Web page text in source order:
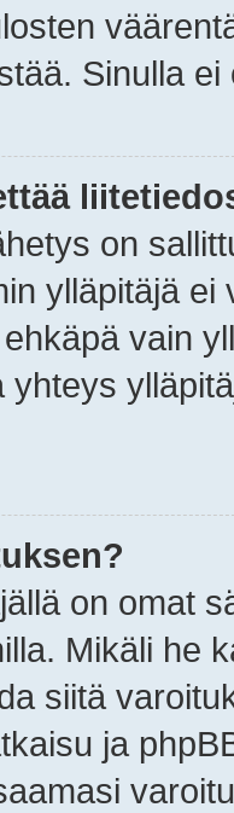
Sinulla
on
ylläpitäjä
vain
yhteys
on omat
Mikäli he
siitä
ja